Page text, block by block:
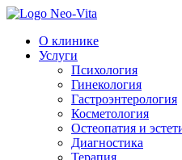
О клинике
Услуги
Психология
Гинекология
Гастроэнтерология
Косметология
Остеопатия и
Диагностика
Терапия